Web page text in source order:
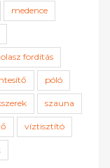
medence
olasz fordítás
póló
szauna
víztisztító